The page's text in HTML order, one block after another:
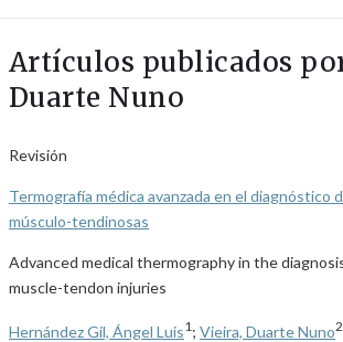
Artículos publicados
Duarte Nuno
Revisión
Termografía médica avanzada en el diagnóstico
músculo-tendinosas
Advanced medical thermography in the
muscle-tendon injuries
Hernández Gil, Ángel Luis1 ; Vieira, Duarte Nuno2